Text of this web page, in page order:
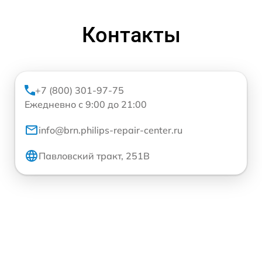
Контакты
+7 (800) 301-97-75
Ежедневно с 9:00 до 21:00
info@brn.philips-repair-center.ru
Павловский тракт, 251В